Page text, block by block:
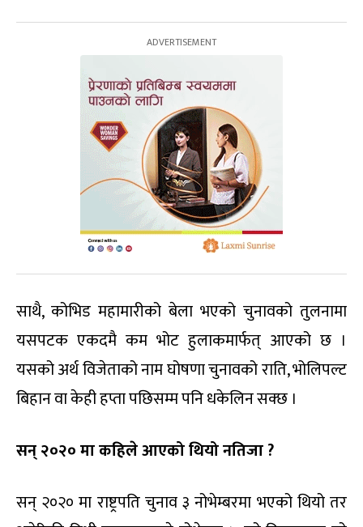
साथै, कोभिड महामारीको बेला भएको चुनावको तुलनामा
यसपटक एकदमै कम भोट हुलाकमार्फत् आएको छ ।
यसको अर्थ विजेताको नाम घोषणा चुनावको राति, भोलिपल्ट
बिहान वा केही हप्ता पछिसम्म पनि धकेलिन सक्छ ।
सन् २०२० मा कहिले आएको थियो नतिजा ?
सन् २०२० मा राष्ट्रपति चुनाव ३ नोभेम्बरमा भएको थियो तर